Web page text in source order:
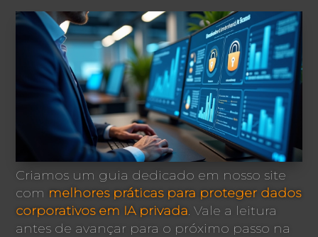
Criamos um guia dedicado em nosso site
com melhores práticas para proteger dados
corporativos em IA privada. Vale a leitura
antes de avançar para o próximo passo na